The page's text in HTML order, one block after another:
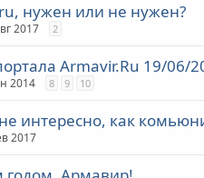
нужен или не нужен?
2017 2
Armavir.Ru 19/06/
2014 8 9 10
интересно, как
2017